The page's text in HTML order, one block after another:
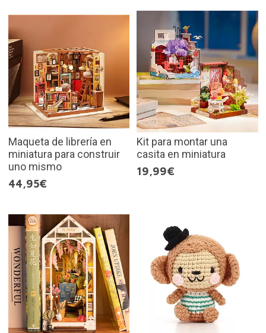
Maqueta de librería en
miniatura para construir
uno mismo
44,95€
Kit para montar una
casita en miniatura
19,99€